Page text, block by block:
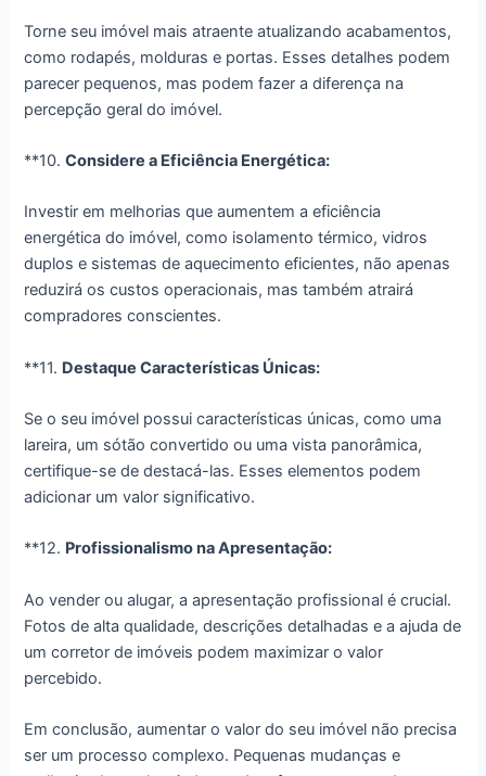
Torne seu imóvel mais atraente atualizando acabamentos,
como rodapés, molduras e portas. Esses detalhes podem
parecer pequenos, mas podem fazer a diferença na
percepção geral do imóvel.
**10.Considere a Eficiência Energética:
Investir em melhorias que aumentem a eficiência
energética do imóvel, como isolamento térmico, vidros
duplos e sistemas de aquecimento eficientes, não apenas
reduzirá os custos operacionais, mas também atrairá
compradores conscientes.
**11. Destaque Características Únicas:
Se o seu imóvel possui características únicas, como uma
lareira, um sótão convertido ou uma vista panorâmica,
certifique-se de destacá-las. Esses elementos podem
adicionar um valor significativo.
**12. Profissionalismo na Apresentação:
Ao vender ou alugar, a apresentação profissional é crucial.
Fotos de alta qualidade, descrições detalhadas e a ajuda de
um corretor de imóveis podem maximizar o valor
percebido.
Em conclusão, aumentar o valor do seu imóvel não precisa
ser um processo complexo. Pequenas mudanças e